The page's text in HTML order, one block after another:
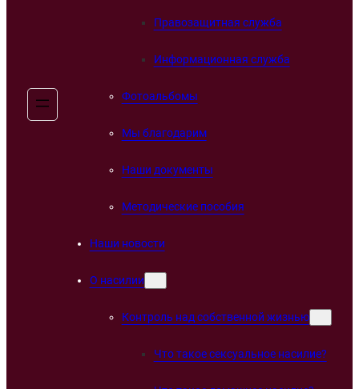
Правозащитная служба
Информационная служба
Фотоальбомы
Мы благодарим
Наши документы
Методические пособия
Наши новости
О насилии
Контроль над собственной жизнью
Что такое сексуальное насилие?